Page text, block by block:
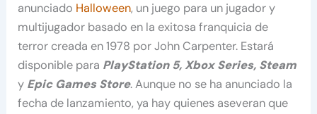
anunciado Halloween, un juego para un jugador y
multijugador basado en la exitosa franquicia de
terror creada en 1978 por John Carpenter. Estará
disponible para PlayStation 5, Xbox Series, Steam
y Epic Games Store. Aunque no se ha anunciado la
fecha de lanzamiento, ya hay quienes aseveran que